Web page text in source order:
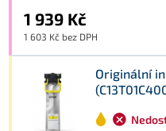
1 939 Kč
1 603 Kč bez DPH
Originální